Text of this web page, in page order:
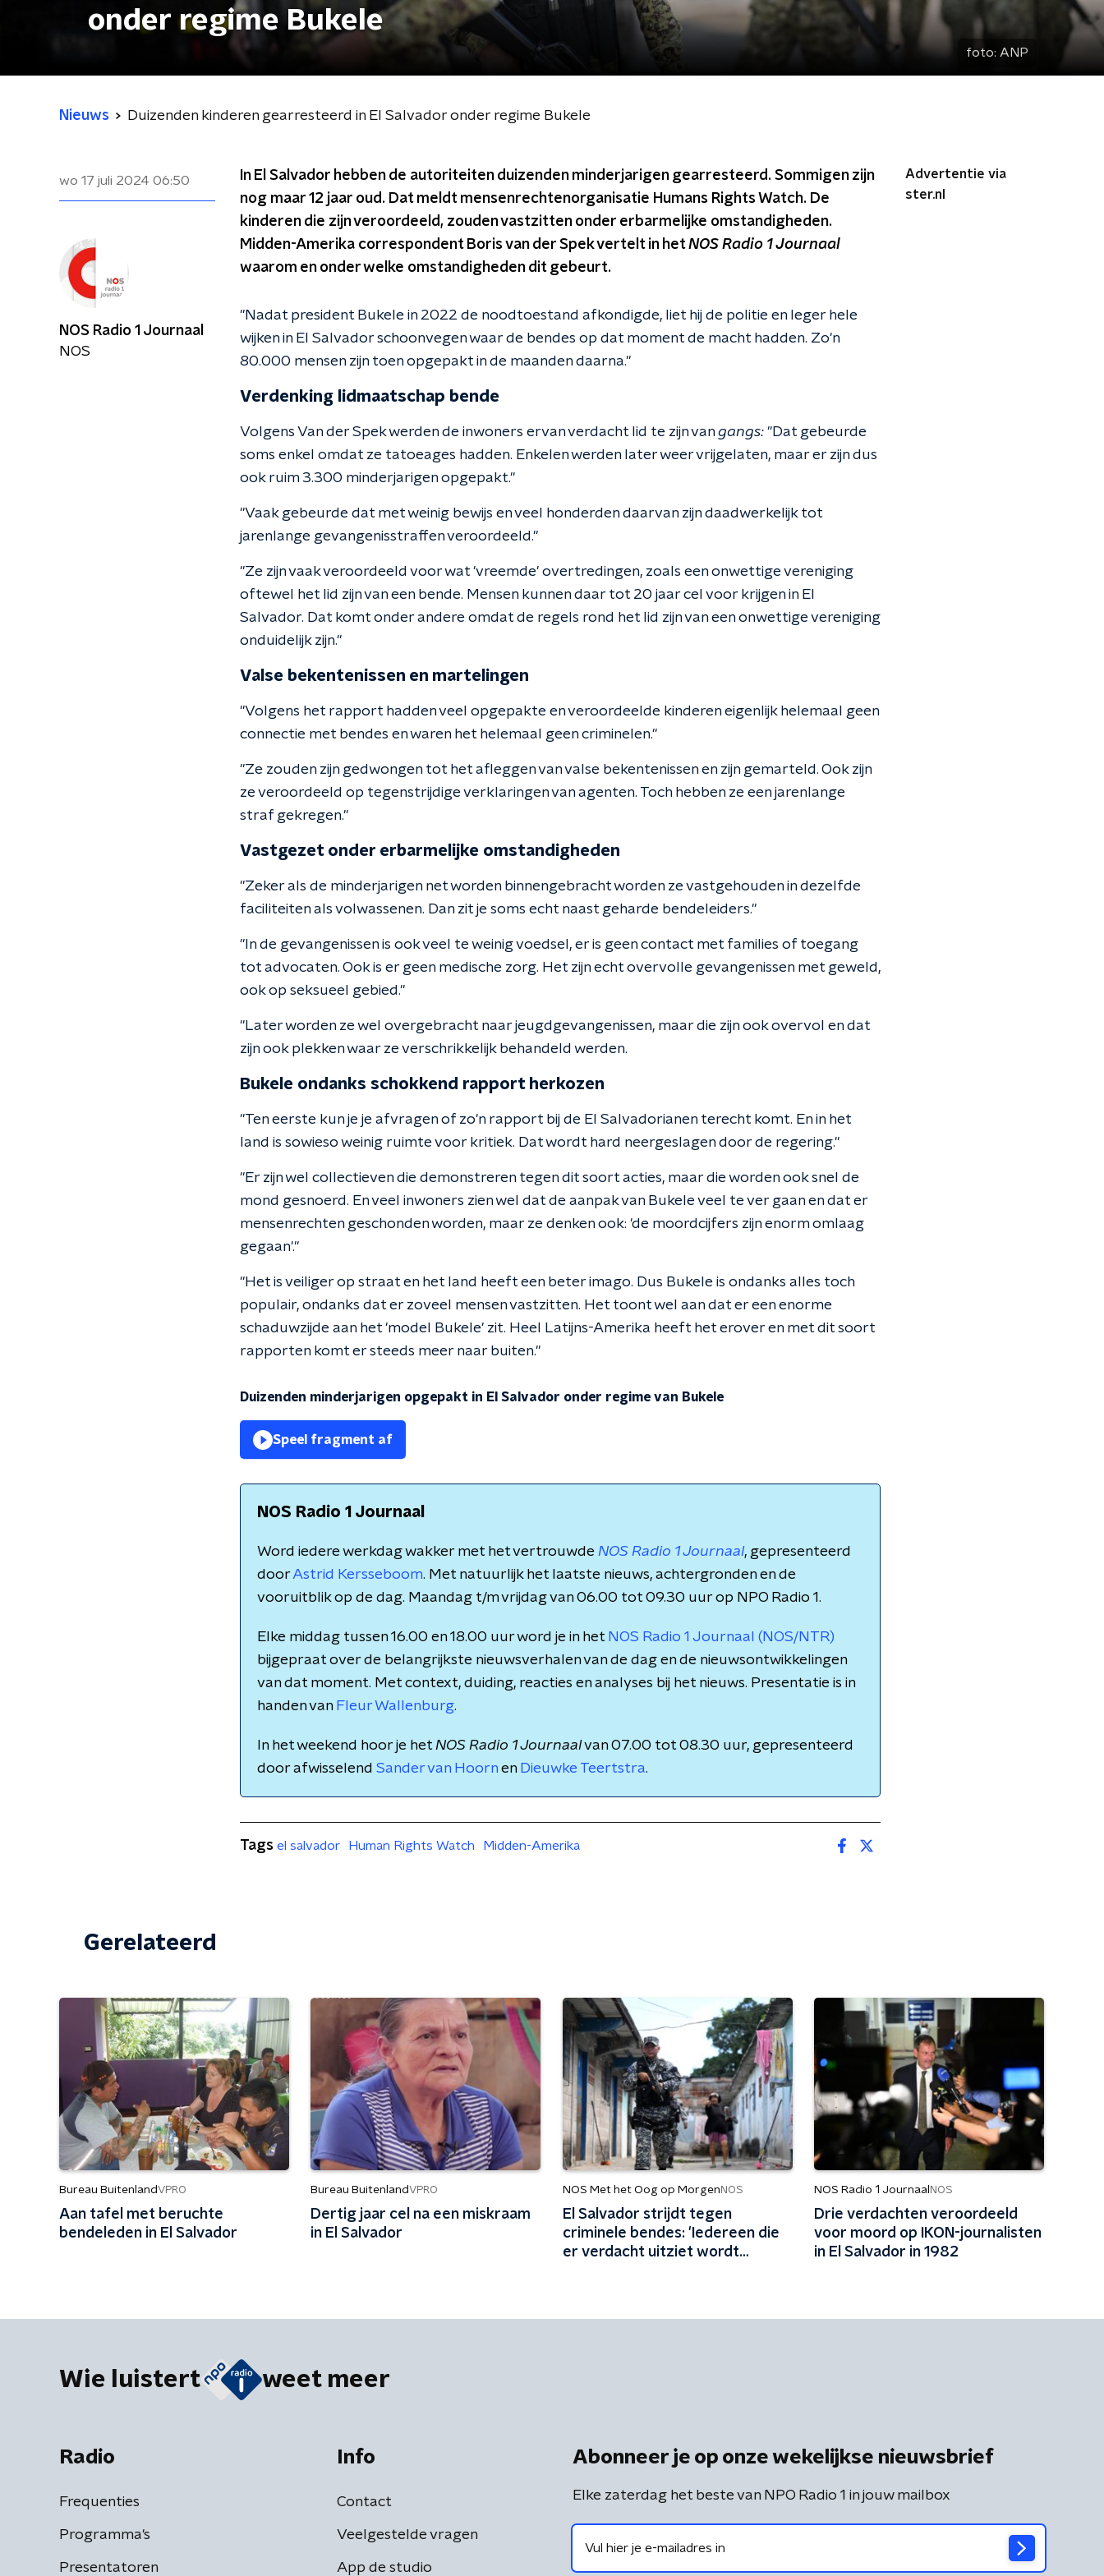
onder regime Bukele
foto: ANP
Nieuws Duizenden kinderen gearresteerd in El Salvador onder regime Bukele
wo 17 juli 2024 06:50
In El Salvador hebben de autoriteiten duizenden minderjarigen gearresteerd. Sommigen zijn
nog maar 12 jaar oud. Dat meldt mensenrechtenorganisatie Humans Rights Watch. De
kinderen die zijn veroordeeld, zouden vastzitten onder erbarmelijke omstandigheden.
Midden-Amerika correspondent Boris van der Spek vertelt in hetNOS Radio 1 Journaal
waarom en onder welke omstandigheden dit gebeurt.
"Nadat president Bukele in 2022 de noodtoestand afkondigde, liet hij de politie en leger hele
wijken in El Salvador schoonvegen waar de bendes op dat moment de macht hadden. Zo'n
80.000 mensen zijn toen opgepakt in de maanden daarna."
Verdenking lidmaatschap bende
Volgens Van der Spek werden de inwoners ervan verdacht lid te zijn vangangs: "Dat gebeurde
soms enkel omdat ze tatoeages hadden. Enkelen werden later weer vrijgelaten, maar er zijn dus
ook ruim 3.300 minderjarigen opgepakt."
"Vaak gebeurde dat met weinig bewijs en veel honderden daarvan zijn daadwerkelijk tot
jarenlange gevangenisstraffen veroordeeld."
"Ze zijn vaak veroordeeld voor wat 'vreemde' overtredingen, zoals een onwettige vereniging
oftewel het lid zijn van een bende. Mensen kunnen daar tot 20 jaar cel voor krijgen in El
Salvador. Dat komt onder andere omdat de regels rond het lid zijn van een onwettige vereniging
onduidelijk zijn."
Valse bekentenissen en martelingen
"Volgens het rapport hadden veel opgepakte en veroordeelde kinderen eigenlijk helemaal geen
connectie met bendes en waren het helemaal geen criminelen."
"Ze zouden zijn gedwongen tot het afleggen van valse bekentenissen en zijn gemarteld. Ook zijn
ze veroordeeld op tegenstrijdige verklaringen van agenten. Toch hebben ze een jarenlange
straf gekregen."
Vastgezet onder erbarmelijke omstandigheden
"Zeker als de minderjarigen net worden binnengebracht worden ze vastgehouden in dezelfde
faciliteiten als volwassenen. Dan zit je soms echt naast geharde bendeleiders."
"In de gevangenissen is ook veel te weinig voedsel, er is geen contact met families of toegang
tot advocaten. Ook is er geen medische zorg. Het zijn echt overvolle gevangenissen met geweld,
ook op seksueel gebied."
"Later worden ze wel overgebracht naar jeugdgevangenissen, maar die zijn ook overvol en dat
zijn ook plekken waar ze verschrikkelijk behandeld werden.
Bukele ondanks schokkend rapport herkozen
"Ten eerste kun je je afvragen of zo'n rapport bij de El Salvadorianen terecht komt. En in het
land is sowieso weinig ruimte voor kritiek. Dat wordt hard neergeslagen door de regering."
"Er zijn wel collectieven die demonstreren tegen dit soort acties, maar die worden ook snel de
mond gesnoerd. En veel inwoners zien wel dat de aanpak van Bukele veel te ver gaan en dat er
mensenrechten geschonden worden, maar ze denken ook: 'de moordcijfers zijn enorm omlaag
gegaan'."
"Het is veiliger op straat en het land heeft een beter imago. Dus Bukele is ondanks alles toch
populair, ondanks dat er zoveel mensen vastzitten. Het toont wel aan dat er een enorme
schaduwzijde aan het 'model Bukele' zit. Heel Latijns-Amerika heeft het erover en met dit soort
rapporten komt er steeds meer naar buiten."
Duizenden minderjarigen opgepakt in El Salvador onder regime van Bukele
Speel fragment af
NOS Radio 1 Journaal
Word iedere werkdag wakker met het vertrouwde NOS Radio 1 Journaal, gepresenteerd
doorAstrid Kersseboom. Met natuurlijk het laatste nieuws, achtergronden en de
vooruitblik op de dag. Maandag t/m vrijdag van 06.00 tot 09.30 uur op NPO Radio 1.
Elke middag tussen 16.00 en 18.00 uur word je in het NOS Radio 1 Journaal (NOS/NTR)
bijgepraat over de belangrijkste nieuwsverhalen van de dag en de nieuwsontwikkelingen
van dat moment. Met context, duiding, reacties en analyses bij het nieuws. Presentatie is in
handen van Fleur Wallenburg.
In het weekend hoor je het NOS Radio 1 Journaalvan 07.00 tot 08.30 uur, gepresenteerd
door afwisselend Sander van Hoorn en Dieuwke Teertstra.
Advertentie via
ster.nl
NOS Radio 1 Journaal
NOS
Tags el salvador Human Rights Watch Midden-Amerika
Gerelateerd
Bureau BuitenlandVPRO
Aan tafel met beruchte
bendeleden in El Salvador
Bureau BuitenlandVPRO
Dertig jaar cel na een miskraam
in El Salvador
NOS Met het Oog op Morgen NOS
El Salvador strijdt tegen
criminele bendes: 'Iedereen die
er verdacht uitziet wordt
NOS Radio 1 Journaal NOS
Drie verdachten veroordeeld
voor moord op IKON-journalisten
in El Salvador in 1982
Wie luistert weet meer
Radio
Frequenties
Programma's
Presentatoren
Info
Contact
Veelgestelde vragen
App de studio
Abonneer je op onze wekelijkse nieuwsbrief
Elke zaterdag het beste van NPO Radio 1 in jouw mailbox